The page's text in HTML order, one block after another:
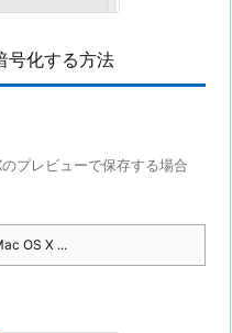
号化する方法
プレビューで保存する場合
OS X ...